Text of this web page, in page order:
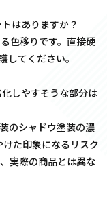
はありますか？
色移りです。直接硬
してください。
しやすそうな部分は
のシャドウ塗装の濃
た印象になるリスク
実際の商品とは異な